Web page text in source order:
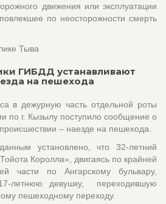
движения или эксплуатации
по неосторожности смерть
Тыва
ГИБДД устанавливают
на пешехода
в дежурную часть отдельной роты
г. Кызылу поступило сообщение о
– наезде на пешехода.
установлено, что 32-летний
Королла», двигаясь по крайней
части по Ангарскому бульвару,
летнюю девушку, переходившую
пешеходному переходу.